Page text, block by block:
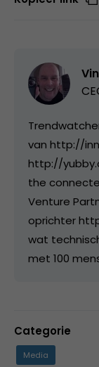
van http://
http://
the
Venture
oprichter
wat
met 100
Categorie
Media